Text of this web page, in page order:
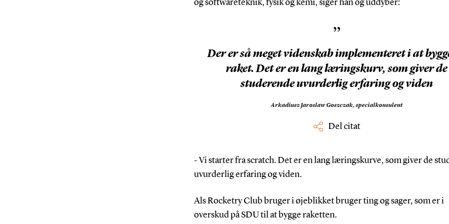
og softwareteknik, fysik og kemi, siger han og uddyber:
”
Der er så meget videnskab implementeret i at
raket. Det er en lang læringskurv, som giver de
studerende uvurderlig erfaring og viden
Arkadiusz Jaroslaw Goszczak, specialkonsulent
Del citat
- Vi starter fra scratch. Det er en lang læringskurve, som giver de
uvurderlig erfaring og viden.
Als Rocketry Club bruger i øjeblikket bruger ting og sager, som er i
overskud på SDU til at bygge raketten.